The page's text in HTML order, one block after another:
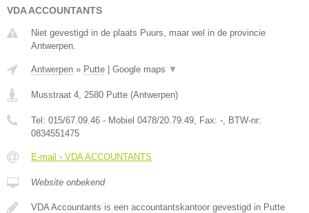
VDA ACCOUNTANTS
Niet gevestigd in de plaats Puurs, maar wel in de provincie
Antwerpen.
Antwerpen » Putte | Google maps ▼
Musstraat 4 2580 Putte (Antwerpen)
Tel: 015/67.09.46 - Mobiel 0478/20.79.49 , Fax: - , BTW-nr:
0834551475
E-mail › VDA ACCOUNTANTS
Website onbekend
VDA Accountants is een accountantskantoor gevestigd in Putte